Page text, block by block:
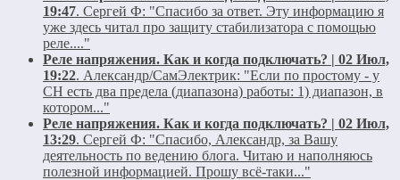
19:47. Сергей Ф: "Спасибо за ответ. Эту информацию я
уже здесь читал про защиту стабилизатора с помощью
реле...."
Реле напряжения. Как и когда подключать? | 02 Июл,
19:22. Александр/СамЭлектрик: "Если по простому - у
СН есть два предела (диапазона) работы: 1) диапазон, в
котором..."
Реле напряжения. Как и когда подключать? | 02 Июл,
13:29. Сергей Ф: "Спасибо, Александр, за Вашу
деятельность по ведению блога. Читаю и наполняюсь
полезной информацией. Прошу всё-таки..."